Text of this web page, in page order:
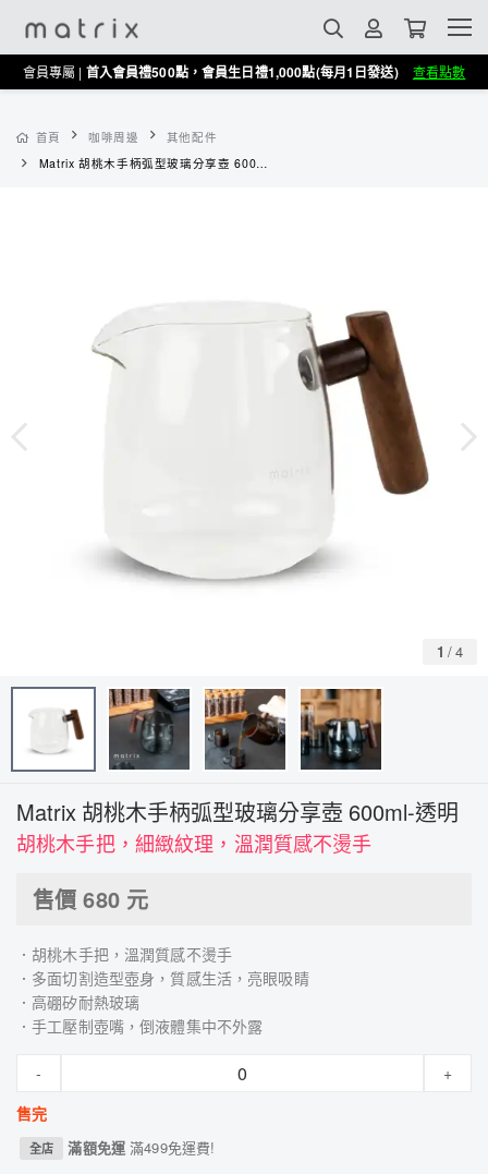
會員專屬 | 首入會員禮500點，會員生日禮1,000點(每月1日發送) 查看點數
首頁 咖啡周邊
其他配件
Matrix 胡桃木手柄弧型玻璃分享壺 600ml-透明
1 /4
Matrix 胡桃木手柄弧型玻璃分享壺 600ml-透明
胡桃木手把，細緻紋理，溫潤質感不燙手
售價680元
．胡桃木手把，溫潤質感不燙手
．多面切割造型壺身，質感生活，亮眼吸睛
．高硼矽耐熱玻璃
．手工壓制壺嘴，倒液體集中不外露
-
+
售完
全店 滿額免運滿499免運費!